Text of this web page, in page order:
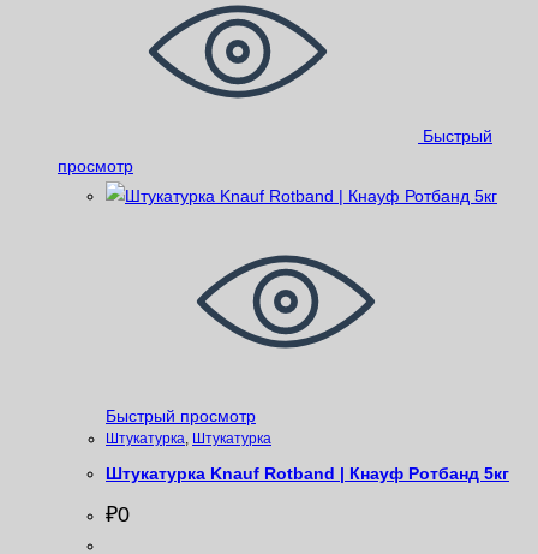
Быстрый
просмотр
Быстрый просмотр
Штукатурка Штукатурка
Штукатурка Knauf Rotband | Кнауф Ротбанд 5кг
₽0